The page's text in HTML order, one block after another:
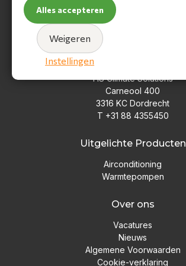
HS Climate Solutions
Carneool 400
3316 KC Dordrecht
T +31 88 4355450
Uitgelichte Producten
Airconditioning
Warmtepompen
Over ons
Vacatures
Nieuws
Algemene Voorwaarden
Cookie-verklaring
Instellingen
Weigeren
Alles accepteren